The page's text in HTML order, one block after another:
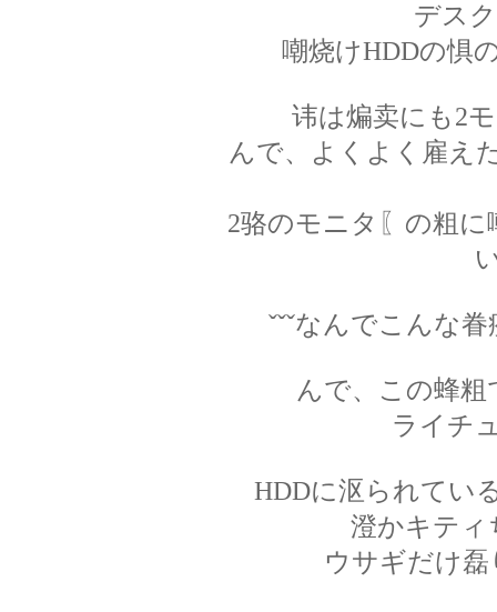
デス
嘲烧けHDDの惧
讳は煸卖にも2
んで、よくよく雇え
2骆のモニタ〖の粗
ˇˇˇなんでこんな
んで、この蜂
ライチ
HDDに沤られてい
澄かキティ
ウサギだけ